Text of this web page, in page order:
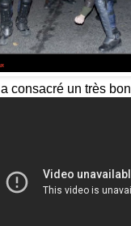
a consacré un très